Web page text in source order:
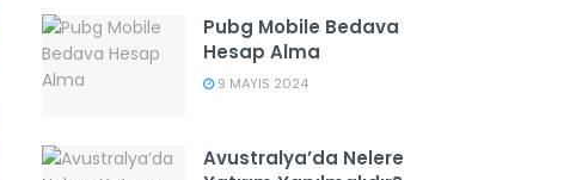
Pubg Mobile Bedava
Hesap Alma
9 MAYIS 2024
Avustralya’da Nelere